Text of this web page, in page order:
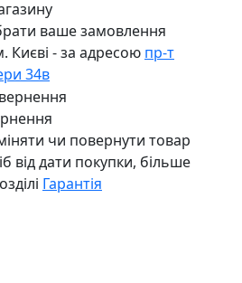
ваше замовлення
Києві - за адресою пр-т
34в
чи повернути товар
від дати покупки, більше
Гарантія